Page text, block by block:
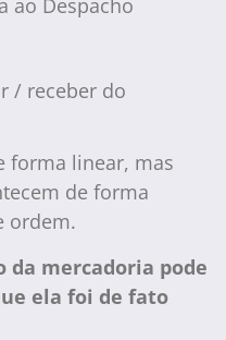
ao Despacho
/ receber do
forma linear, mas
de forma
ordem.
da mercadoria pode
ela foi de fato